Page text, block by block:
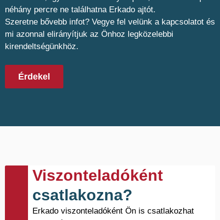
néhány percre ne találhatna Erkado ajtót.
Szeretne bővebb infot? Vegye fel velünk a kapcsolatot és
mi azonnal elirányítjuk az Önhoz legközelebbi
kirendeltségünkhöz.
Érdekel
Viszonteladóként
csatlakozna?
Erkado viszonteladóként Ön is csatlakozhat